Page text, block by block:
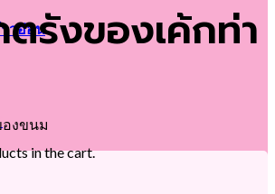
วอ่อน
in the cart.
รังของเค้กท่า
องขนม